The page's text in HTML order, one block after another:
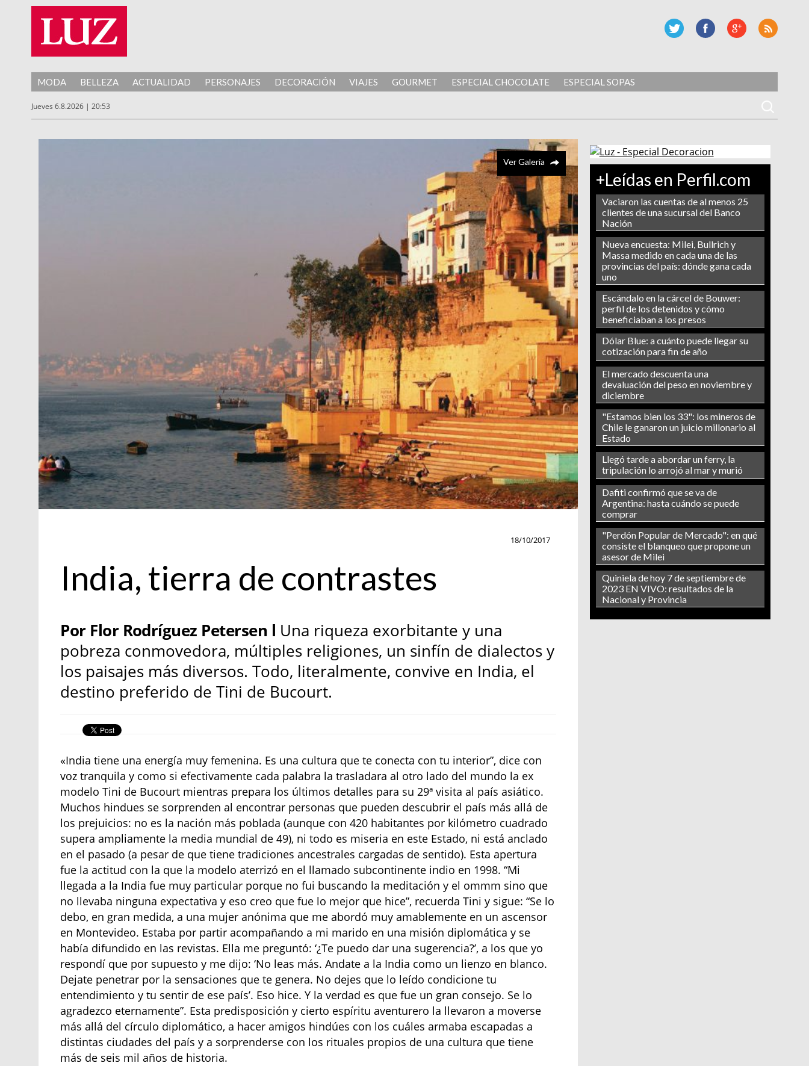
MODA BELLEZA ACTUALIDAD PERSONAJES DECORACIÓN VIAJES GOURMET ESPECIAL CHOCOLATE ESPECIAL SOPAS
Jueves 6.8.2026 | 20:53
+Leídas en Perfil.com
Vaciaron las cuentas de al menos 25
clientes de una sucursal del Banco
Nación
Nueva encuesta: Milei, Bullrich y
Massa medido en cada una de las
provincias del país: dónde gana cada
uno
Escándalo en la cárcel de Bouwer:
perfil de los detenidos y cómo
beneficiaban a los presos
Dólar Blue: a cuánto puede llegar su
cotización para fin de año
El mercado descuenta una
devaluación del peso en noviembre y
diciembre
"Estamos bien los 33": los mineros de
Chile le ganaron un juicio millonario al
Estado
Llegó tarde a abordar un ferry, la
tripulación lo arrojó al mar y murió
Dafiti confirmó que se va de
Argentina: hasta cuándo se puede
comprar
"Perdón Popular de Mercado": en qué
consiste el blanqueo que propone un
asesor de Milei
Quiniela de hoy 7 de septiembre de
2023 EN VIVO: resultados de la
Nacional y Provincia
Ver Galería
18/10/2017
India, tierra de contrastes
Por Flor Rodríguez Petersen l Una riqueza exorbitante y una
pobreza conmovedora, múltiples religiones, un sinfín de dialectos y
los paisajes más diversos. Todo, literalmente, convive en India, el
destino preferido de Tini de Bucourt.
«India tiene una energía muy femenina. Es una cultura que te conecta con tu interior”, dice con
voz tranquila y como si efectivamente cada palabra la trasladara al otro lado del mundo la ex
modelo Tini de Bucourt mientras prepara los últimos detalles para su 29ª visita al país asiático.
Muchos hindues se sorprenden al encontrar personas que pueden descubrir el país más allá de
los prejuicios: no es la nación más poblada (aunque con 420 habitantes por kilómetro cuadrado
supera ampliamente la media mundial de 49), ni todo es miseria en este Estado, ni está anclado
en el pasado (a pesar de que tiene tradiciones ancestrales cargadas de sentido). Esta apertura
fue la actitud con la que la modelo aterrizó en el llamado subcontinente indio en 1998. “Mi
llegada a la India fue muy particular porque no fui buscando la meditación y el ommm sino que
no llevaba ninguna expectativa y eso creo que fue lo mejor que hice”, recuerda Tini y sigue: “Se lo
debo, en gran medida, a una mujer anónima que me abordó muy amablemente en un ascensor
en Montevideo. Estaba por partir acompañando a mi marido en una misión diplomática y se
había difundido en las revistas. Ella me preguntó: ‘¿Te puedo dar una sugerencia?’, a los que yo
respondí que por supuesto y me dijo: ‘No leas más. Andate a la India como un lienzo en blanco.
Dejate penetrar por la sensaciones que te genera. No dejes que lo leído condicione tu
entendimiento y tu sentir de ese país’. Eso hice. Y la verdad es que fue un gran consejo. Se lo
agradezco eternamente”. Esta predisposición y cierto espíritu aventurero la llevaron a moverse
más allá del círculo diplomático, a hacer amigos hindúes con los cuáles armaba escapadas a
distintas ciudades del país y a sorprenderse con los rituales propios de una cultura que tiene
más de seis mil años de historia.